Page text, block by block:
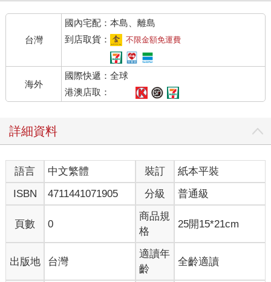
沒有主題、不用顧及任何立場、不需要任何起承轉合或脈絡，我
可以只寫我在乎的事。書寫的過程中，有些像是日記，記載我的
反思；有些是我珍藏在心裡、或許對世界來說一點都不重要的回
憶。比起之前的作品，這本散文集顯得缺乏主軸。李安導演說過
「我是台灣人，不管我在哪裡拍片，拍的都是台灣片」。我也是
回頭看才知道，原來我之所以為我、還有對我來說重要的，大部
分是台灣，還有一路上碰到的人事物；而有些人，像織進名為生
命的溫柔河流一樣，默默地不曾遠去。這樣的台灣、這樣的燦爛
當然，台灣離完美還有一大段距離，不過這是家。棒球選手周思
齊聊到二O一三年經典賽進到美輪美奐的東京巨蛋比賽時，他有
種自卑感。前一年他甚至是中華職棒的年度MVP，全台灣棒球選
手的頂點，但他覺得自己來自一個不夠好的地方、比不上人家。
多年後他說「台北市立棒球場再怎麼醜，還是自己的小孩」。沒
有小孩是完美的，但自己的孩子永遠值得多一點點的愛和陪伴。
所以現在，我又開始寫作跟看棒球了。我在女俠上寫了一年、聯
合報寫了兩年專欄、在台灣時每個月會進場一至四次。因為合作
多次的主編潔欣邀約，這樣雜筆有機會變成一封或許五音不全、
卻絕對真摯的情書，給台灣的情書。我好像又開始有點期待跟著
書一起，前往未知、遇見更多美好的旅程。常在各地飛來飛去的
台灣
國內宅配：本島、離島
到店取貨：
不限金額免運費
海外
國際快遞：全球
港澳店取：
詳細資料
語言 中文繁體 裝訂
紙本平裝
ISBN
4711441071905 分級 普通級
頁數 0
商品規
格
25開15*21cm
出版地 台灣
適讀年
齡
全齡適讀